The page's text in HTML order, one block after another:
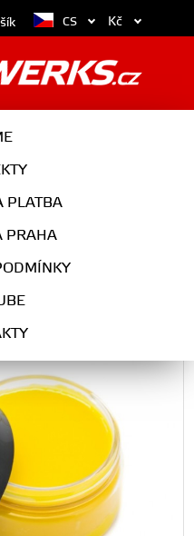
PLATBA
PRAHA
CS Kč
sealant
25g
na kola 25g